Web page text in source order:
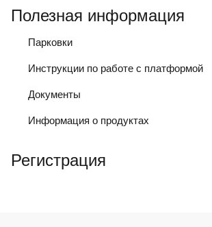
Полезная информация
Парковки
Инструкции по работе с платформой
Документы
Информация о продуктах
Регистрация